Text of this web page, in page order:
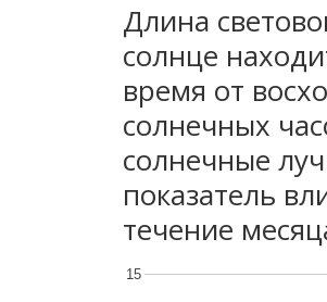
Длина
солнце
время от
солнечных
солнечные
показатель
течение
15